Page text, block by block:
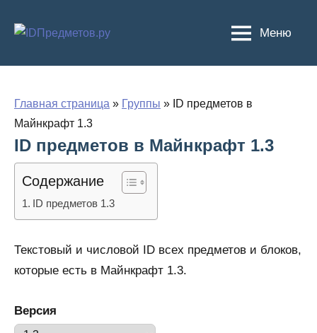
Меню
Главная страница » Группы » ID предметов в
Майнкрафт 1.3
ID предметов в Майнкрафт 1.3
Содержание
ID предметов 1.3
Текстовый и числовой ID всех предметов и блоков,
которые есть в Майнкрафт 1.3.
Версия